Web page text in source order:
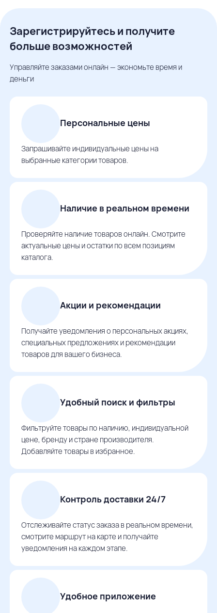
Зарегистрируйтесь и получите
больше возможностей
Управляйте заказами онлайн — экономьте время и
деньги
Персональные цены
Запрашивайте индивидуальные цены на
выбранные категории товаров.
Наличие в реальном времени
Проверяйте наличие товаров онлайн. Смотрите
актуальные цены и остатки по всем позициям
каталога.
Акции и рекомендации
Получайте уведомления о персональных акциях,
специальных предложениях и рекомендации
товаров для вашего бизнеса.
Удобный поиск и фильтры
Фильтруйте товары по наличию, индивидуальной
цене, бренду и стране производителя.
Добавляйте товары в избранное.
Контроль доставки 24/7
Отслеживайте статус заказа в реальном времени,
смотрите маршрут на карте и получайте
уведомления на каждом этапе.
Удобное приложение